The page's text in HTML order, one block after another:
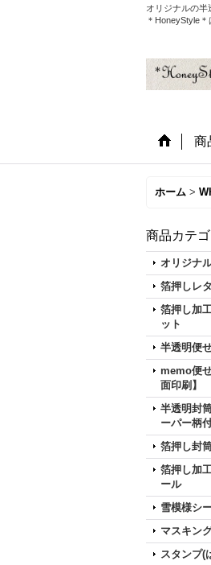
オリジナルの
＊HoneyStyle
商
ホーム >
商品カテ
オリジナ
箔押しレ
箔押し加
ット
半透明便
memo便
面印刷】
半透明封
ーパー柄
箔押し封
箔押し加
ール
雪模様シ
マスキン
スタンプ(